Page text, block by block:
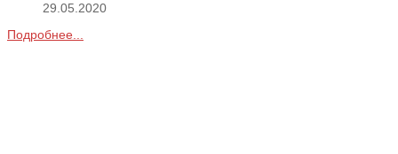
29.05.2020
Подробнее...